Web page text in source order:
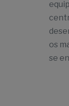
os
se